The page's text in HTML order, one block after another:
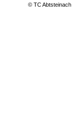
© TC Abtsteinach